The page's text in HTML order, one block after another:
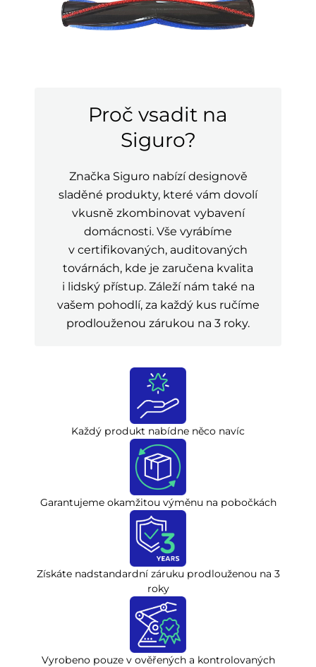
Proč vsadit na
Siguro?
Značka Siguro nabízí designově
sladěné produkty, které vám dovolí
vkusně zkombinovat vybavení
domácnosti. Vše vyrábíme
v certifikovaných, auditovaných
továrnách, kde je zaručena kvalita
i lidský přístup. Záleží nám také na
vašem pohodlí, za každý kus ručíme
prodlouženou zárukou na 3 roky.
Každý produkt nabídne něco navíc
Garantujeme okamžitou výměnu na pobočkách
Získáte nadstandardní záruku prodlouženou na 3
roky
Vyrobeno pouze v ověřených a kontrolovaných